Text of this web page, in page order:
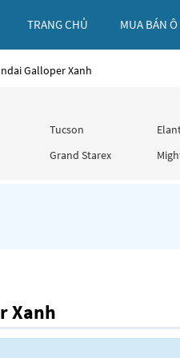
TRANG CHỦ MUA BÁN
Galloper Xanh
Tucson
Grand Starex
Xanh